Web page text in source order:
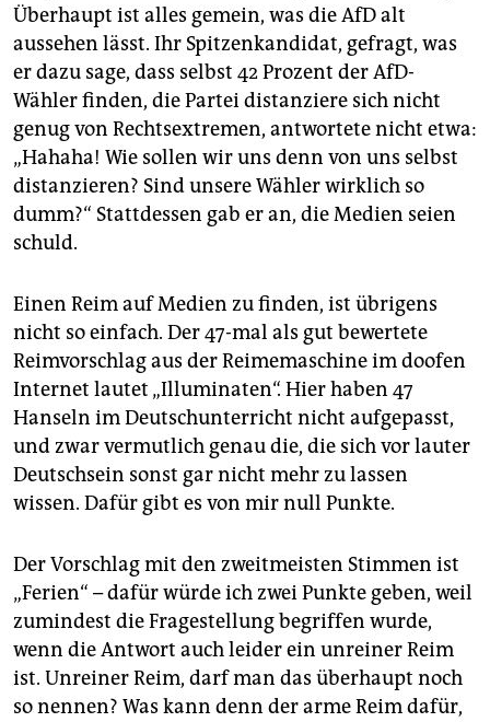
Überhaupt ist alles gemein, was die AfD alt
aussehen lässt. Ihr Spitzenkandidat, gefragt, was
er dazu sage, dass selbst 42 Prozent der AfD-
Wähler finden, die Partei distanziere sich nicht
genug von Rechtsextremen, antwortete nicht etwa:
„Hahaha! Wie sollen wir uns denn von uns selbst
distanzieren? Sind unsere Wähler wirklich so
dumm?“ Stattdessen gab er an, die Medien seien
schuld.
Einen Reim auf Medien zu finden, ist übrigens
nicht so einfach. Der 47-mal als gut bewertete
Reimvorschlag aus der Reimemaschine im doofen
Internet lautet „Illuminaten“. Hier haben 47
Hanseln im Deutschunterricht nicht aufgepasst,
und zwar vermutlich genau die, die sich vor lauter
Deutschsein sonst gar nicht mehr zu lassen
wissen. Dafür gibt es von mir null Punkte.
Der Vorschlag mit den zweitmeisten Stimmen ist
„Ferien“ – dafür würde ich zwei Punkte geben, weil
zumindest die Fragestellung begriffen wurde,
wenn die Antwort auch leider ein unreiner Reim
ist. Unreiner Reim, darf man das überhaupt noch
so nennen? Was kann denn der arme Reim dafür,